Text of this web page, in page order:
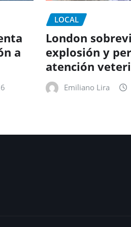
a
LOCAL
London
explosión y
atención
Emiliano Lira